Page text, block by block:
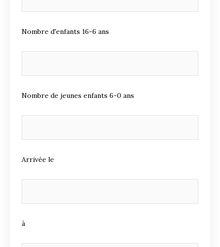
Nombre d'enfants 16-6 ans
Nombre de jeunes enfants 6-0 ans
Arrivée le
à